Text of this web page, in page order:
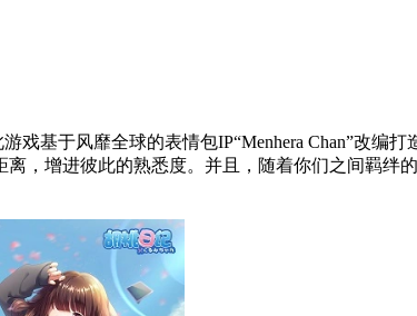
基于风靡全球的表情包IP“Menhera Chan”改编
，增进彼此的熟悉度。并且，随着你们之间羁绊